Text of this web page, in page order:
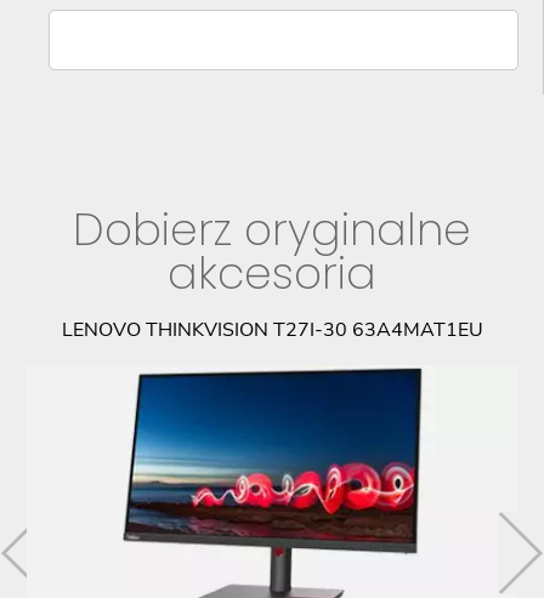
Dobierz oryginalne
akcesoria
LENOVO THINKVISION T27I-30 63A4MAT1EU